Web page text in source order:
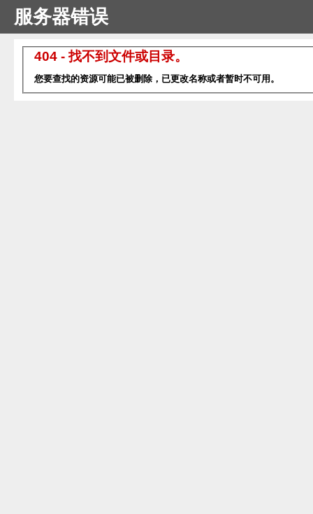
服务器错误
404 - 找不到文件或目录。
您要查找的资源可能已被删除，已更改名称或者暂时不可用。